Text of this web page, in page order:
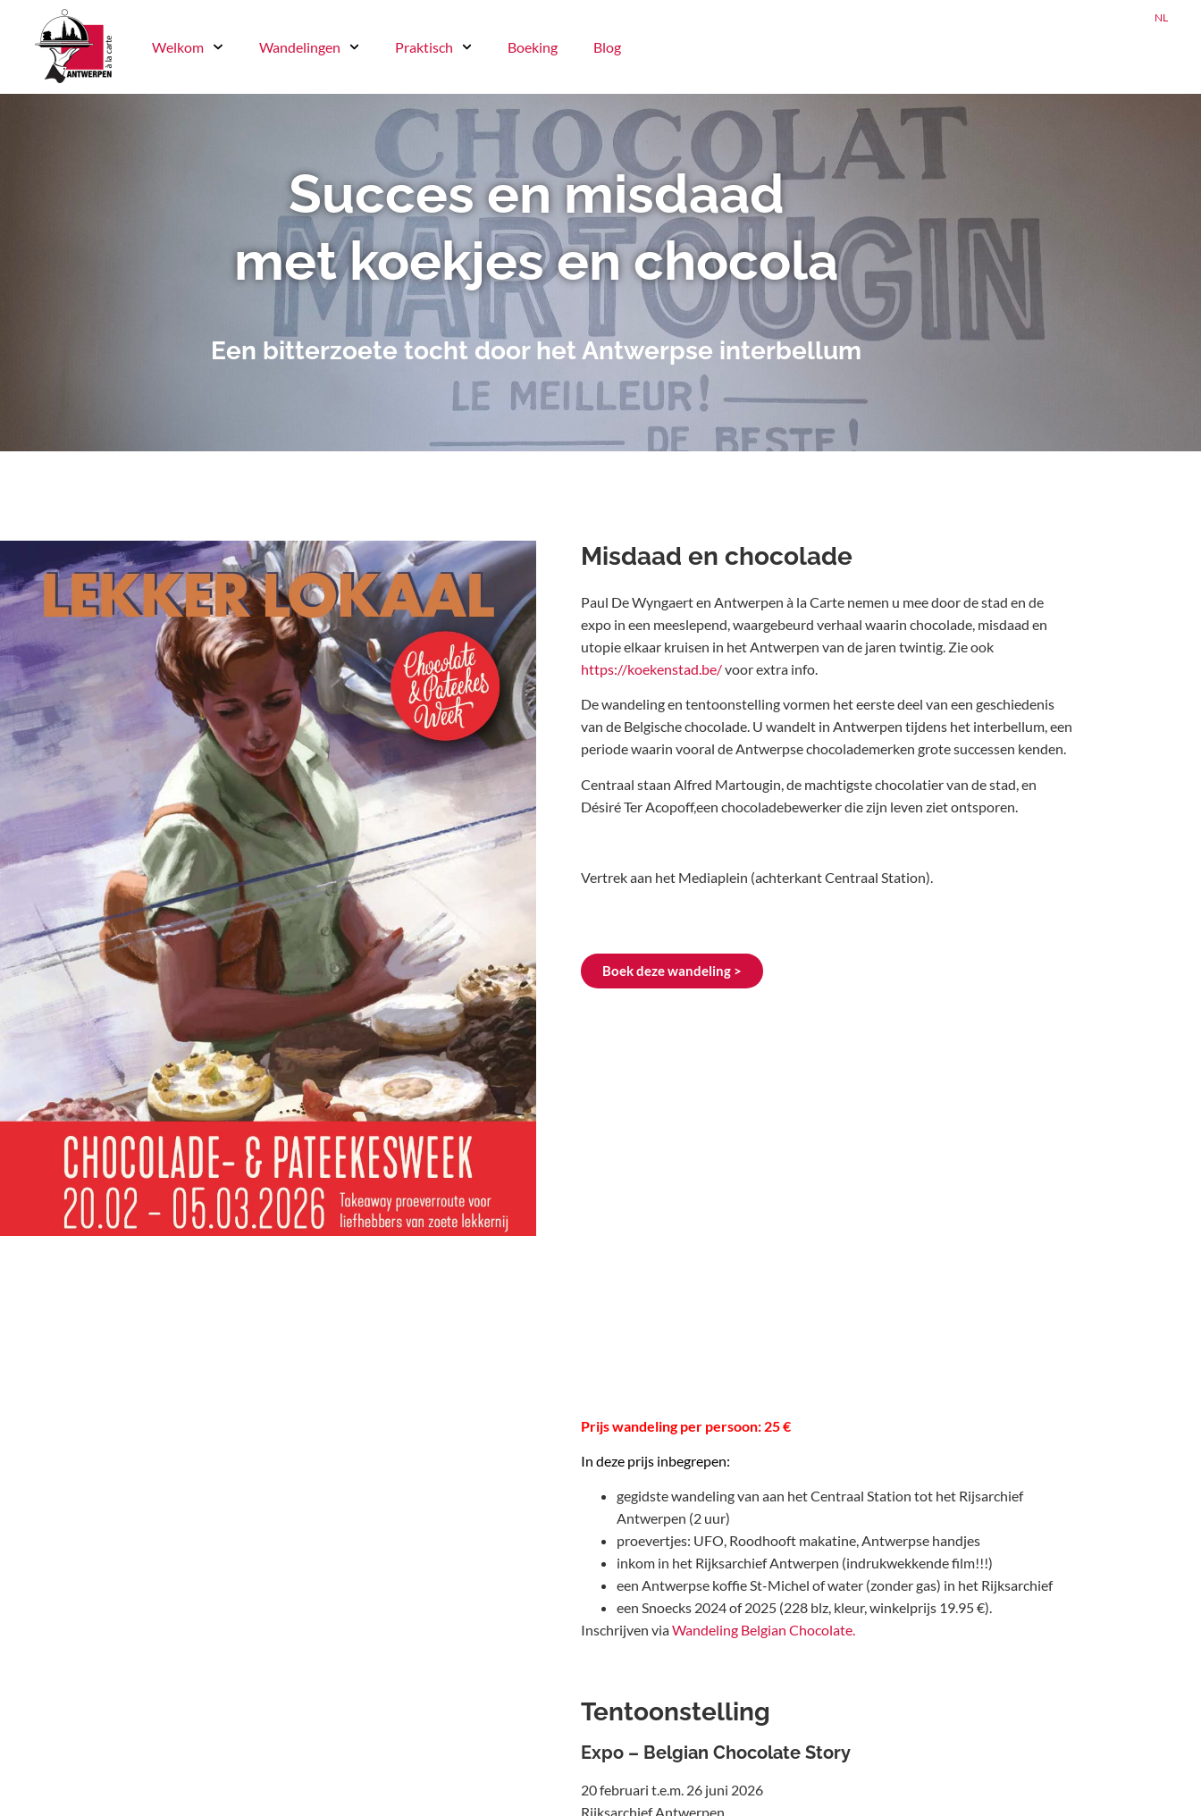
NL
Welkom Wandelingen Praktisch Boeking Blog
Succes en misdaad
met koekjes en chocola
Een bitterzoete tocht door het Antwerpse interbellum
Misdaad en chocolade
Paul De Wyngaert en Antwerpen à la Carte nemen u mee door de stad en de
expo in een meeslepend, waargebeurd verhaal waarin chocolade, misdaad en
utopie elkaar kruisen in het Antwerpen van de jaren twintig. Zie ook
https://koekenstad.be/voor extra info.
De wandeling en tentoonstelling vormen het eerste deel van een geschiedenis
van de Belgische chocolade. U wandelt in Antwerpen tijdens het interbellum, een
periode waarin vooral de Antwerpse chocolademerken grote successen kenden.
Centraal staan Alfred Martougin, de machtigste chocolatier van de stad, en
Désiré Ter Acopoff,een chocoladebewerker die zijn leven ziet ontsporen.
Vertrek aan het Mediaplein (achterkant Centraal Station).
Boek deze wandeling >
Prijs wandeling per persoon: 25 €
In deze prijs inbegrepen:
gegidste wandeling van aan het Centraal Station tot het Rijsarchief
Antwerpen (2 uur)
proevertjes: UFO, Roodhooft makatine, Antwerpse handjes
inkom in het Rijksarchief Antwerpen (indrukwekkende film!!!)
een Antwerpse koffie St-Michel of water (zonder gas) in het Rijksarchief
een Snoecks 2024 of 2025 (228 blz, kleur, winkelprijs 19.95 €).
Inschrijven viaWandeling Belgian Chocolate.
Tentoonstelling
Expo – Belgian Chocolate Story
20 februari t.e.m. 26 juni 2026
Rijksarchief Antwerpen